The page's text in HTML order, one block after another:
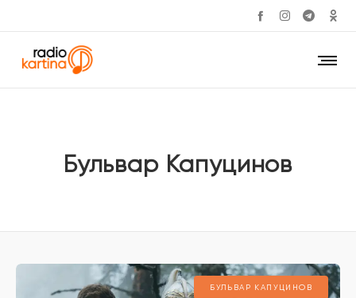
Бульвар Капуцинов
БУЛЬВАР КАПУЦИНОВ